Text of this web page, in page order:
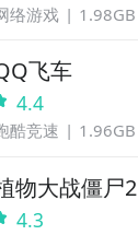
络游戏 1.98GB
飞车
4.4
酷竞速 1.96GB
物大战僵尸2
4.3